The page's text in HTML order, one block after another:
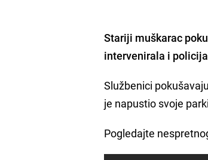
Stariji muškarac
intervenirala i
Službenici
je napustio svoje
Pogledajte